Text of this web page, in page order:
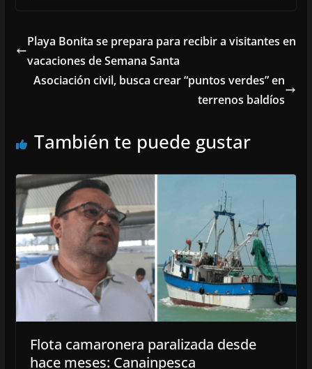
Playa Bonita se prepara para recibir a visitantes en
vacaciones de Semana Santa
Asociación civil, busca crear “puntos verdes” en
terrenos baldíos
También te puede gustar
Flota camaronera paralizada desde
hace meses: Canainpesca